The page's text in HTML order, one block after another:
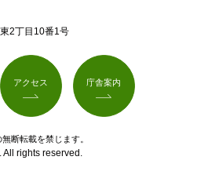
2丁目10番1号
アクセス 庁舎案内
断転載を禁じます。
rights reserved.